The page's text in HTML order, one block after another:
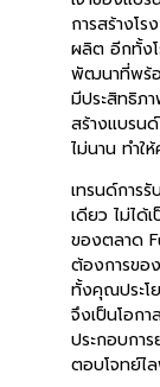
การสร้างโ
ผลิต อีกทั้งโ
พัฒนาที่พร้อ
มีประสิทธิภ
สร้างแบรน
ไม่นาน ทำใ
เทรนด์การ
เดียว ไม่ได้
ของตลาด
ต้องการขอ
ทั้งคุณประโ
จึงเป็นโอก
ประกอบกา
ตอบโจทย์ไ